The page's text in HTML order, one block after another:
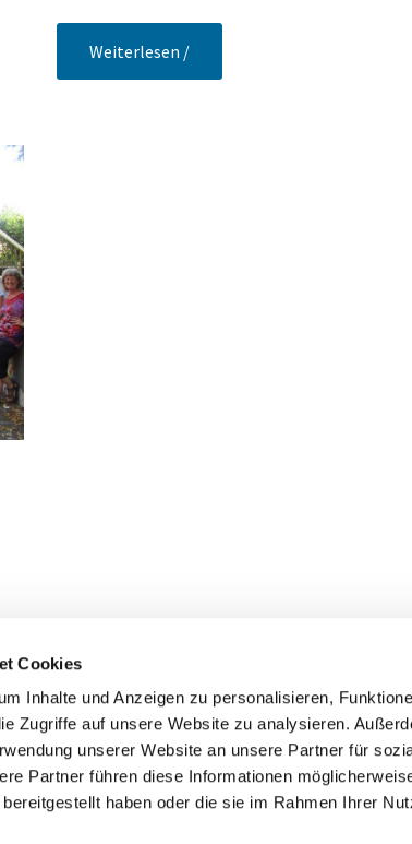
Cookies
Inhalte und Anzeigen zu personalisieren,
Zugriffe auf unsere Website zu analysieren.
unserer Website an unsere Partner für
Partner führen diese Informationen
haben oder die sie im Rahmen Ihrer
Weiterlesen /
KIRCHE AN DER